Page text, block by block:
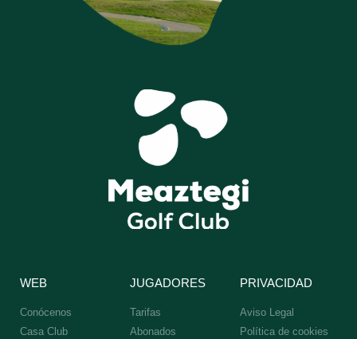
WEB
Conócenos
Casa Club
JUGADORES
Tarifas
Abonados
PRIVACIDAD
Aviso Legal
Política de cookies